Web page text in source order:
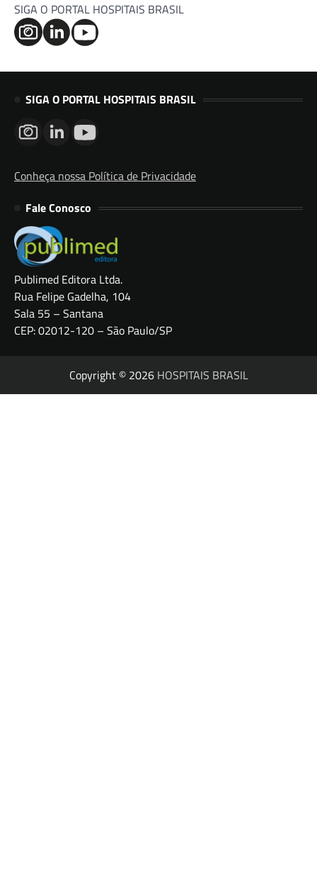
SIGA O PORTAL HOSPITAIS BRASIL
SIGA O PORTAL HOSPITAIS BRASIL
Conheça nossa Política de Privacidade
Fale Conosco
Publimed Editora Ltda.
Rua Felipe Gadelha, 104
Sala 55 – Santana
CEP: 02012-120 – São Paulo/SP
Copyright © 2026 HOSPITAIS BRASIL